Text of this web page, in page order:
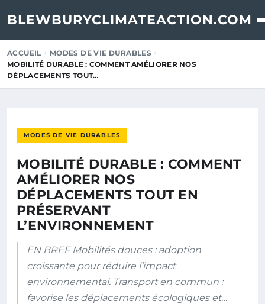
BLEWBURYCLIMATEACTION.COM
ACCUEIL
MODES DE VIE DURABLES
MOBILITÉ DURABLE : COMMENT AMÉLIORER NOS
DÉPLACEMENTS TOUT…
MODES DE VIE DURABLES
MOBILITÉ DURABLE : COMMENT
AMÉLIORER NOS
DÉPLACEMENTS TOUT EN
PRÉSERVANT
L’ENVIRONNEMENT
EN BREF Mobilités douces : adoption
croissante pour réduire l’impact
environnemental. Transport en commun :
favorise les déplacements écologiques et…